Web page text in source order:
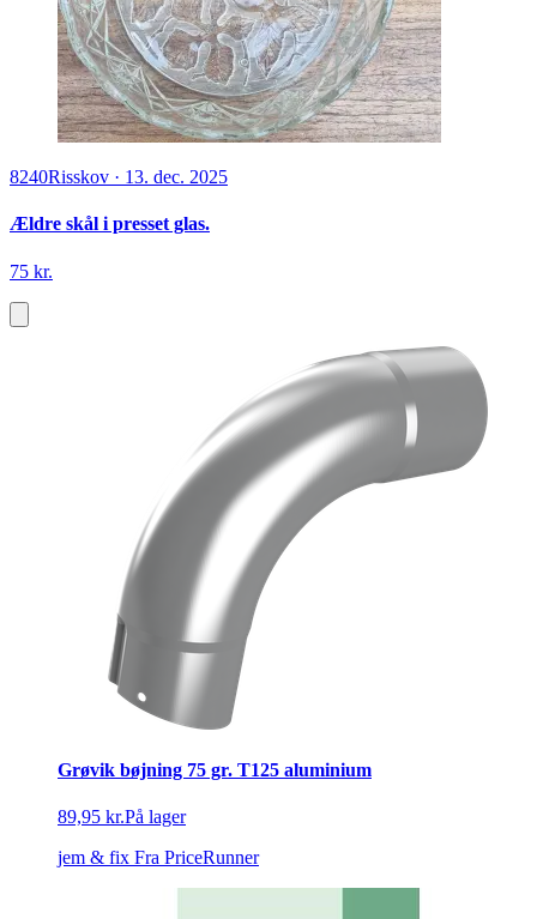
8240Risskov · 13. dec. 2025
Ældre skål i presset glas.
75 kr.
Grøvik bøjning 75 gr. T125 aluminium
89,95 kr.På lager
jem & fix Fra PriceRunner